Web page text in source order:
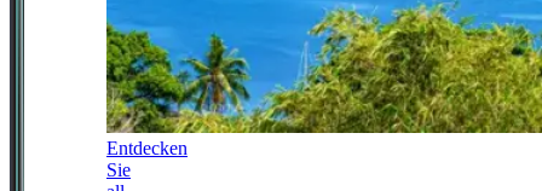
Entdecken
Sie